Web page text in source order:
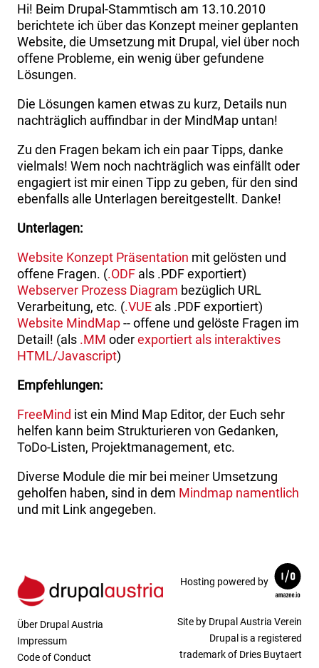
Hi! Beim Drupal-Stammtisch am 13.10.2010
berichtete ich über das Konzept meiner geplanten
Website, die Umsetzung mit Drupal, viel über noch
offene Probleme, ein wenig über gefundene
Lösungen.
Die Lösungen kamen etwas zu kurz, Details nun
nachträglich auffindbar in der MindMap untan!
Zu den Fragen bekam ich ein paar Tipps, danke
vielmals! Wem noch nachträglich was einfällt oder
engagiert ist mir einen Tipp zu geben, für den sind
ebenfalls alle Unterlagen bereitgestellt. Danke!
Unterlagen:
Website Konzept Präsentation mit gelösten und
offene Fragen. (.ODF als .PDF exportiert)
Webserver Prozess Diagram bezüglich URL
Verarbeitung, etc. (.VUE als .PDF exportiert)
Website MindMap-- offene und gelöste Fragen im
Detail! (als .MM oderexportiert als interaktives
HTML/Javascript)
Empfehlungen:
FreeMind ist ein Mind Map Editor, der Euch sehr
helfen kann beim Strukturieren von Gedanken,
ToDo-Listen, Projektmanagement, etc.
Diverse Module die mir bei meiner Umsetzung
geholfen haben, sind in dem Mindmap namentlich
und mit Link angegeben.
Über Drupal Austria
Impressum
Code of Conduct
Hosting powered by
Site by Drupal Austria Verein
Drupal is a registered
trademark of Dries Buytaert